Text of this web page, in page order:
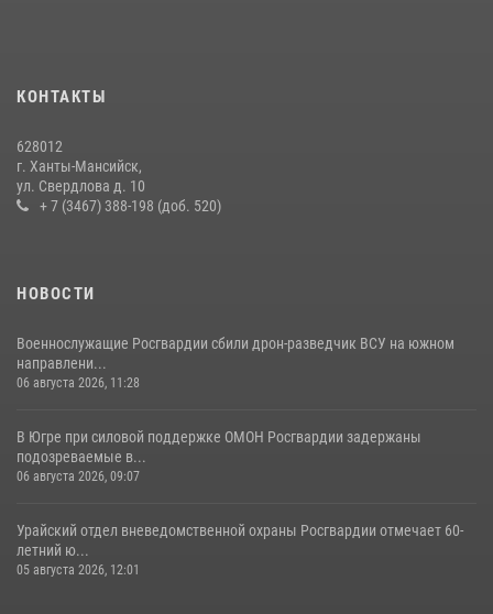
11 июля 2026, 12:26
КОНТАКТЫ
628012
г. Ханты-Мансийск,
ул. Свердлова д. 10
+ 7 (3467) 388-198 (доб. 520)
НОВОСТИ
Военнослужащие Росгвардии сбили дрон-разведчик ВСУ на южном
направлени...
06 августа 2026, 11:28
В Югре при силовой поддержке ОМОН Росгвардии задержаны
подозреваемые в...
06 августа 2026, 09:07
Урайский отдел вневедомственной охраны Росгвардии отмечает 60-
летний ю...
05 августа 2026, 12:01